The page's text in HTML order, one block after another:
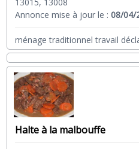
Annonce mise à jour le :08/04/
ménage traditionnel travail
Halte à la malbouffe